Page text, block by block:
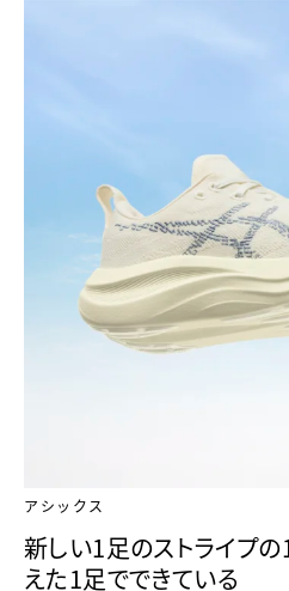
アシックス
新しい1足のストライプ
えた1足でできている